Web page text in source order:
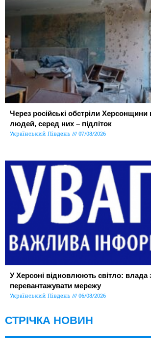
Через російські обстріли Херсонщини
людей, серед них – підліток
Український Південь 07/08/2026
У Херсоні відновлюють світло: влада
перевантажувати мережу
Український Південь 06/08/2026
СТРІЧКА НОВИН